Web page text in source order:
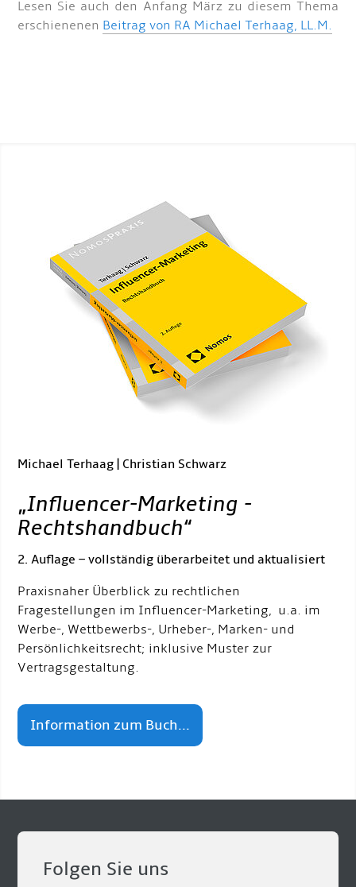
Lesen Sie auch den Anfang März zu diesem Thema
erschienenen Beitrag von RA Michael Terhaag, LL.M.
Michael Terhaag | Christian Schwarz
„Influencer-Marketing -
Rechtshandbuch“
2. Auflage – vollständig überarbeitet und aktualisiert
Praxisnaher Überblick zu rechtlichen
Fragestellungen im Influencer-Marketing, u.a. im
Werbe-, Wettbewerbs-, Urheber-, Marken- und
Persönlichkeitsrecht; inklusive Muster zur
Vertragsgestaltung.
Information zum Buch...
Folgen Sie uns